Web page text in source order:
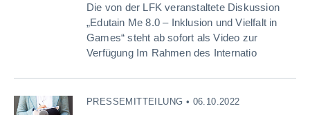
Die von der LFK veranstaltete Diskussion
„Edutain Me 8.0 – Inklusion und Vielfalt in
Games“ steht ab sofort als Video zur
Verfügung Im Rahmen des Internatio
PRESSEMITTEILUNG • 06.10.2022